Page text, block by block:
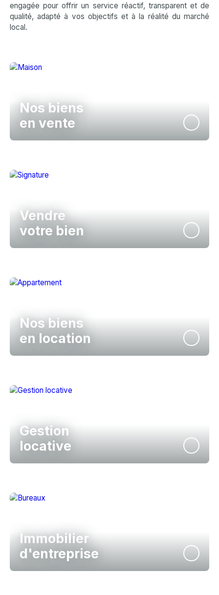
engagée pour offrir un service réactif, transparent et de
qualité, adapté à vos objectifs et à la réalité du marché
local.
Nos biens
en vente
Vendre
votre bien
Nos biens
en location
Gestion
locative
Immobilier
d'entreprise